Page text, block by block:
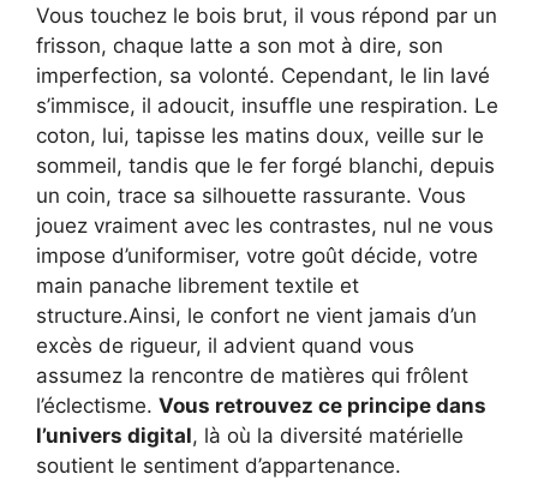
Vous touchez le bois brut, il vous répond par un
frisson, chaque latte a son mot à dire, son
imperfection, sa volonté. Cependant, le lin lavé
s’immisce, il adoucit, insuffle une respiration. Le
coton, lui, tapisse les matins doux, veille sur le
sommeil, tandis que le fer forgé blanchi, depuis
un coin, trace sa silhouette rassurante. Vous
jouez vraiment avec les contrastes, nul ne vous
impose d’uniformiser, votre goût décide, votre
main panache librement textile et
structure.Ainsi, le confort ne vient jamais d’un
excès de rigueur, il advient quand vous
assumez la rencontre de matières qui frôlent
l’éclectisme. Vous retrouvez ce principe dans
l’univers digital, là où la diversité matérielle
soutient le sentiment d’appartenance.